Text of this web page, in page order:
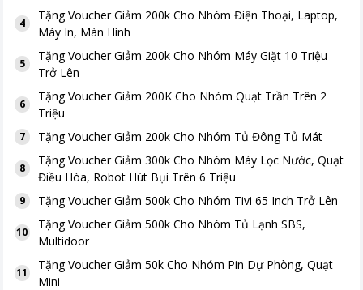
4
TặngVoucher Giảm 200k Cho Nhóm Điện Thoại, Laptop,
Máy In, Màn Hình
5
TặngVoucher Giảm 200k Cho Nhóm Máy Giặt 10 Triệu
Trở Lên
6
TặngVoucher Giảm 200K Cho Nhóm Quạt Trần Trên 2
Triệu
7 TặngVoucher Giảm 200k Cho Nhóm Tủ Đông Tủ Mát
8
TặngVoucher Giảm 300k Cho Nhóm Máy Lọc Nước, Quạt
Điều Hòa, Robot Hút Bụi Trên 6 Triệu
9 TặngVoucher Giảm 500k Cho Nhóm Tivi 65 Inch Trở Lên
10
TặngVoucher Giảm 500k Cho Nhóm Tủ Lạnh SBS,
Multidoor
11
TặngVoucher Giảm 50k Cho Nhóm Pin Dự Phòng, Quạt
Mini